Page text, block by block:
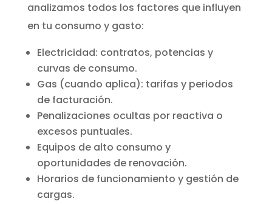
analizamos todos los factores que influyen
en tu consumo y gasto:
Electricidad: contratos, potencias y
curvas de consumo.
Gas (cuando aplica): tarifas y periodos
de facturación.
Penalizaciones ocultas por reactiva o
excesos puntuales.
Equipos de alto consumo y
oportunidades de renovación.
Horarios de funcionamiento y gestión de
cargas.